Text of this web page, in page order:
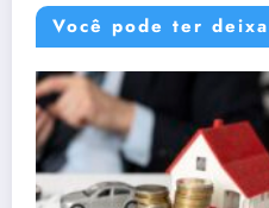
Você pode ter
DICAS